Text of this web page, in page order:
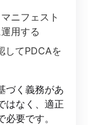
ニフェスト
用する
してPDCAを
づく義務があ
はなく、適正
要です。